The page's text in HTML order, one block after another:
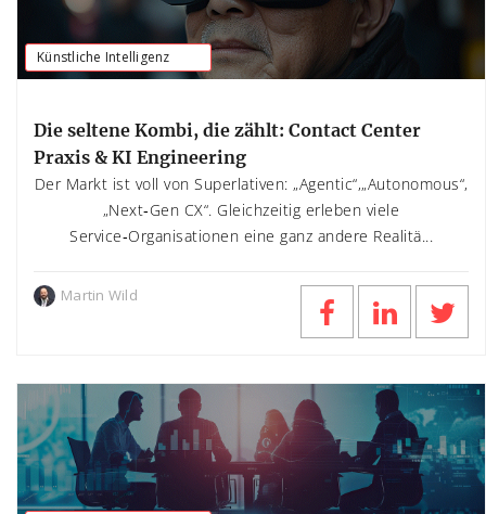
Künstliche Intelligenz
Die seltene Kombi, die zählt: Contact Center
Praxis & KI Engineering
Der Markt ist voll von Superlativen: „Agentic“,„Autonomous“,
„Next‑Gen CX“. Gleichzeitig erleben viele
Service‑Organisationen eine ganz andere Realitä...
Martin Wild